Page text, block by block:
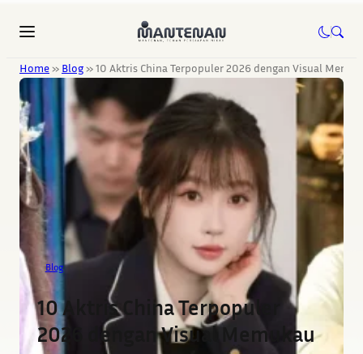
Home » Blog »10 Aktris China Terpopuler 2026 dengan Visual
Blog
10 Aktris China Terpopuler
2026 dengan Visual Memukau